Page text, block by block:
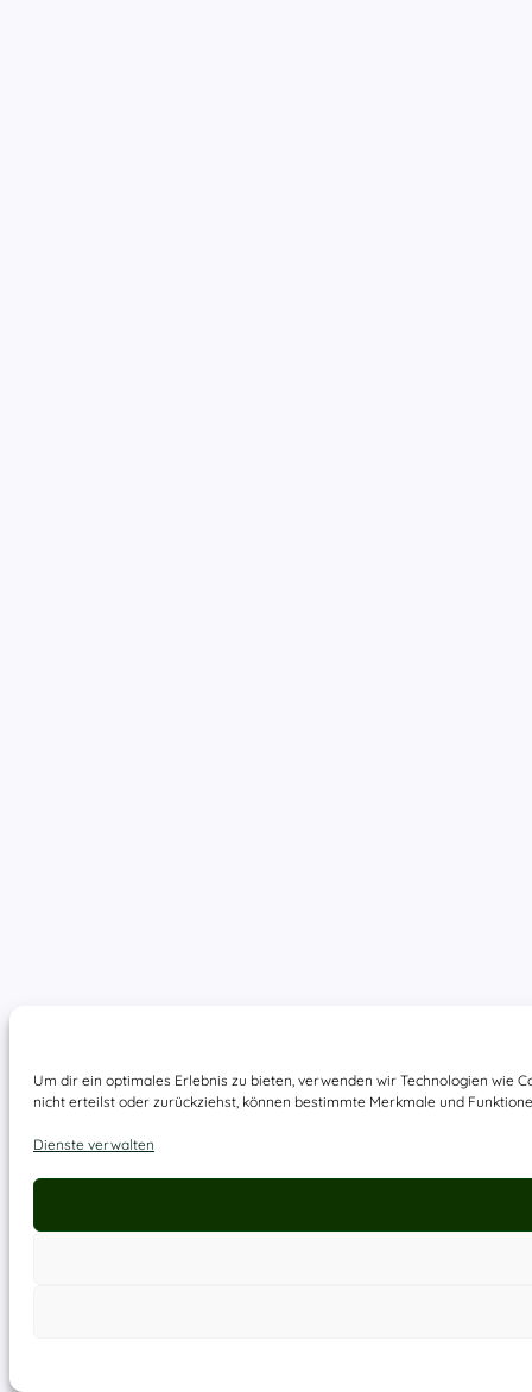
Um dir ein optimales Erlebnis zu bieten, verwenden wir Technologien wie
nicht erteilst oder zurückziehst, können bestimmte Merkmale und
Dienste verwalten